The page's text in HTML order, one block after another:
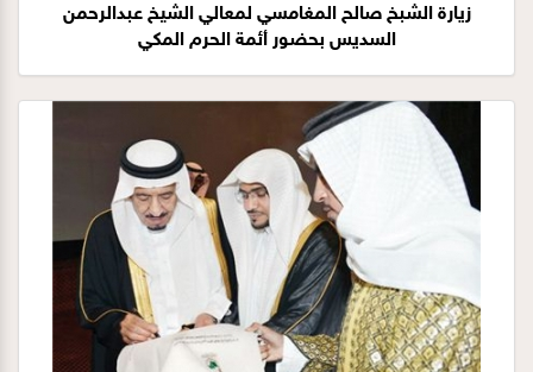
زيارة الشبخ صالح المغامسي لمعالي الشيخ عبدالرحمن
السديس بحضور أئمة الحرم المكي